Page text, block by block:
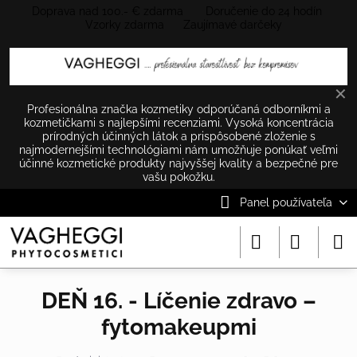
✕
Profesionálna značka kozmetiky odporúčaná odborníkmi a
kozmetičkami s najlepšími recenziami. Vysoká koncentrácia
prírodných účinných látok a prispôsobené zloženie s
najmodernejšími technológiami nám umožňuje ponúkať veľmi
účinné kozmetické produkty najvyššej kvality a bezpečné pre
vašu pokožku.
Panel používateľa
DEŇ 16. - Líčenie zdravo –
fytomakeupmi